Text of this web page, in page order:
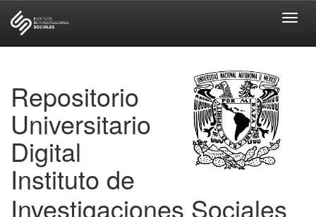
Repositorio
Universitario
Digital
Instituto de
Investigaciones Sociales